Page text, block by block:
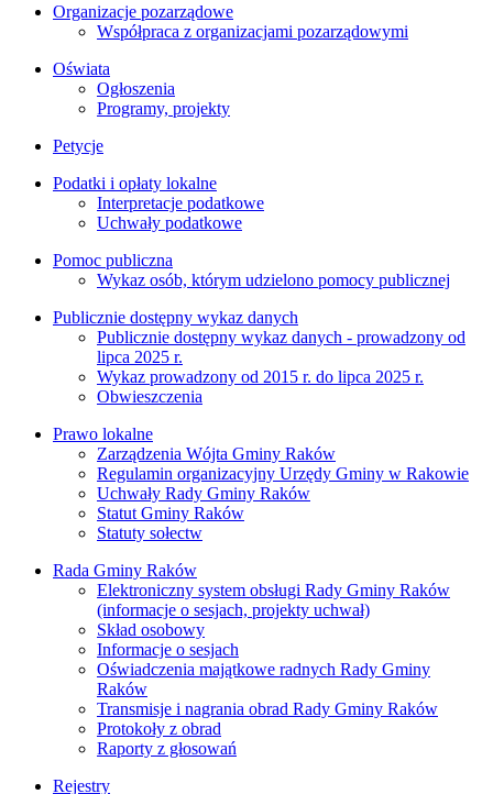
Organizacje pozarządowe
Współpraca z organizacjami pozarządowymi
Oświata
Ogłoszenia
Programy, projekty
Petycje
Podatki i opłaty lokalne
Interpretacje podatkowe
Uchwały podatkowe
Pomoc publiczna
Wykaz osób, którym udzielono pomocy publicznej
Publicznie dostępny wykaz danych
Publicznie dostępny wykaz danych - prowadzony od
lipca 2025 r.
Wykaz prowadzony od 2015 r. do lipca 2025 r.
Obwieszczenia
Prawo lokalne
Zarządzenia Wójta Gminy Raków
Regulamin organizacyjny Urzędy Gminy w Rakowie
Uchwały Rady Gminy Raków
Statut Gminy Raków
Statuty sołectw
Rada Gminy Raków
Elektroniczny system obsługi Rady Gminy Raków
(informacje o sesjach, projekty uchwał)
Skład osobowy
Informacje o sesjach
Oświadczenia majątkowe radnych Rady Gminy
Raków
Transmisje i nagrania obrad Rady Gminy Raków
Protokoły z obrad
Raporty z głosowań
Rejestry